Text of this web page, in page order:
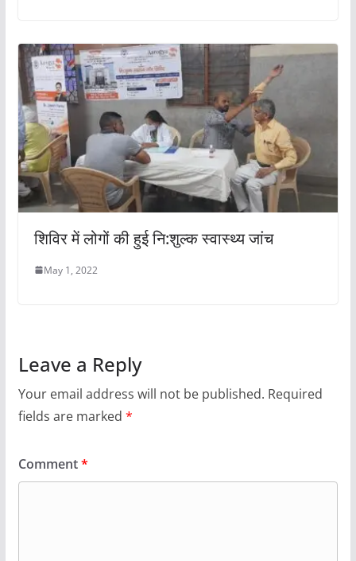
शिविर में लोगों की हुई नि:शुल्क स्वास्थ्य जांच
May 1, 2022
Leave a Reply
Your email address will not be published. Required
fields are marked *
Comment*